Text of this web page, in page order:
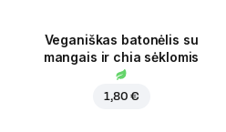
Veganiškas batonėlis su
mangais ir chia sėklomis
1,80 €